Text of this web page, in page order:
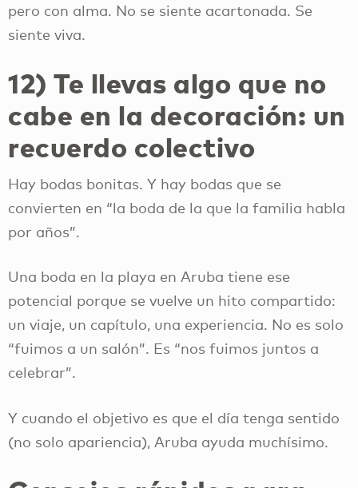
pero con alma. No se siente acartonada. Se
siente viva.
12) Te llevas algo que no
cabe en la decoración: un
recuerdo colectivo
Hay bodas bonitas. Y hay bodas que se
convierten en “la boda de la que la familia habla
por años”.
Una boda en la playa en Aruba tiene ese
potencial porque se vuelve un hito compartido:
un viaje, un capítulo, una experiencia. No es solo
“fuimos a un salón”. Es “nos fuimos juntos a
celebrar”.
Y cuando el objetivo es que el día tenga sentido
(no solo apariencia), Aruba ayuda muchísimo.